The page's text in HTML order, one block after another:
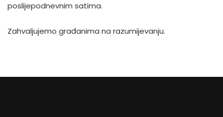
poslijepodnevnim satima.
Zahvaljujemo građanima na razumijevanju.